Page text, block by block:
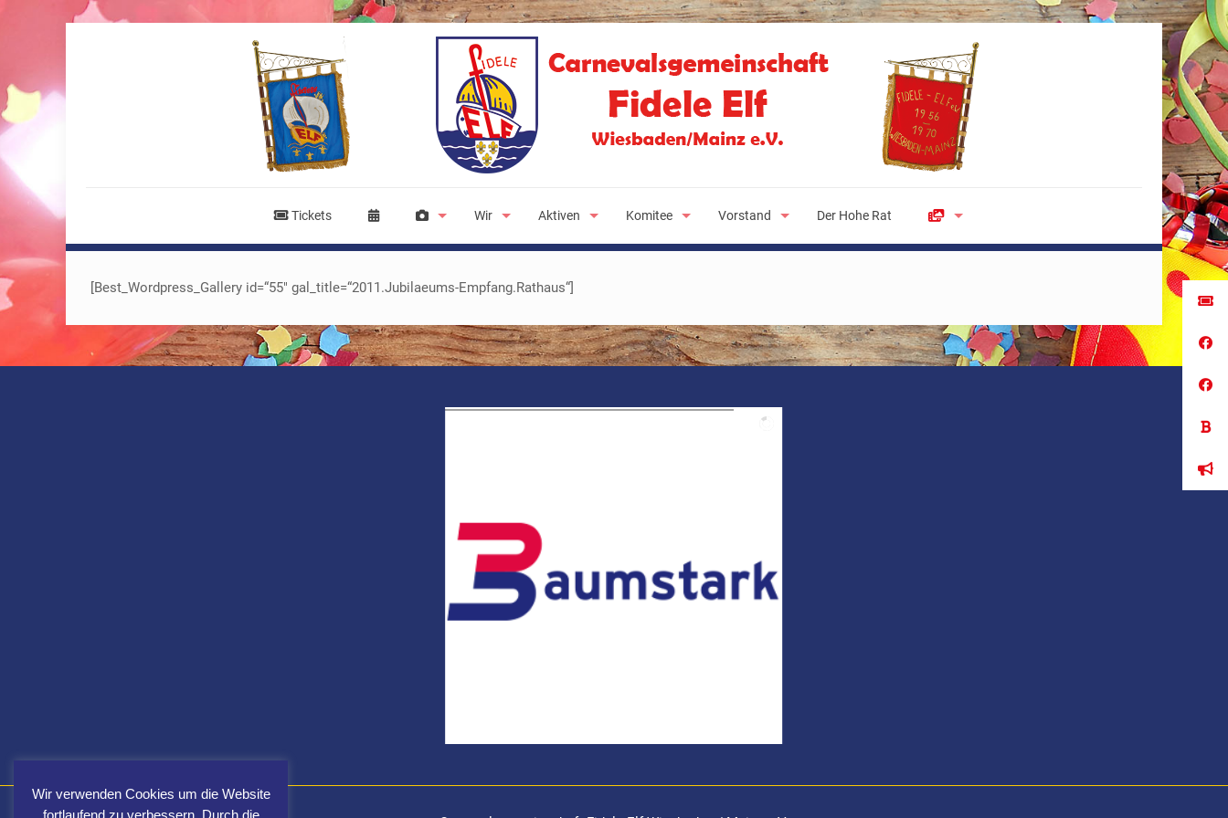
Tickets Wir Aktiven Komitee Vorstand Der Hohe Rat
[Best_Wordpress_Gallery id=“55″ gal_title=“2011.Jubilaeums-Empfang.Rathaus“]
Wir verwenden Cookies um die Website
fortlaufend zu verbessern. Durch die